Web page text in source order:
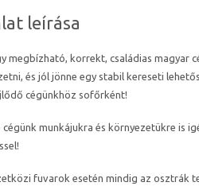
leírása
megbízható, korrekt, családias magyar
és jól jönne egy stabil kereseti
cégünkhöz sofőrként!
munkájukra és környezetükre is
fuvarok esetén mindig az osztrák